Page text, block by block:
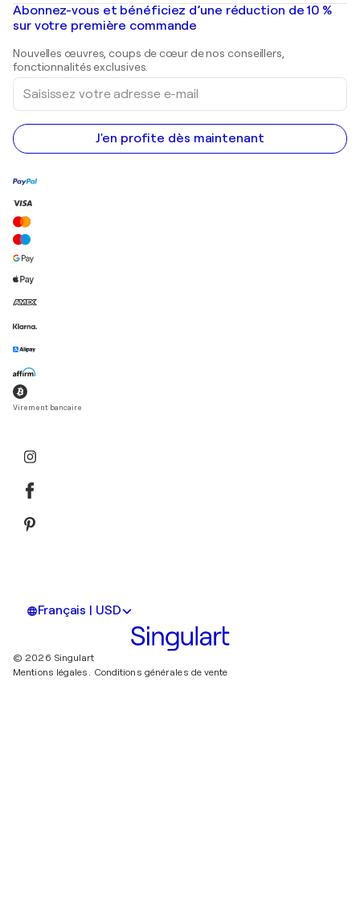
Mr. Brainwash
Shepard Fairey
Peintures de paysage
Estampes
Peintures acryliques
Galeries d'art en France
Galeries d'art en Belgique
Abonnez-vous et bénéficiez d’une réduction de 10 %
sur votre première commande
Nouvelles œuvres, coups de cœur de nos conseillers,
fonctionnalités exclusives.
Saisissez
votre
adresse
e-
mail
J'en profite dès maintenant
Virement bancaire
Français | USD
© 2026 Singulart
Mentions légales. Conditions générales de vente